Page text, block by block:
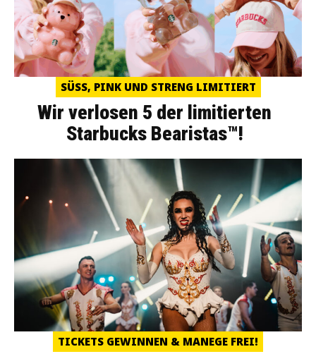
SÜSS, PINK UND STRENG LIMITIERT
Wir verlosen 5 der limitierten
Starbucks Bearistas™!
TICKETS GEWINNEN & MANEGE FREI!